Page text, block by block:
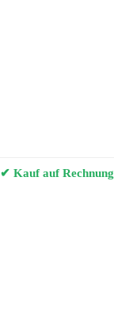
✔ Kauf auf Rechnung